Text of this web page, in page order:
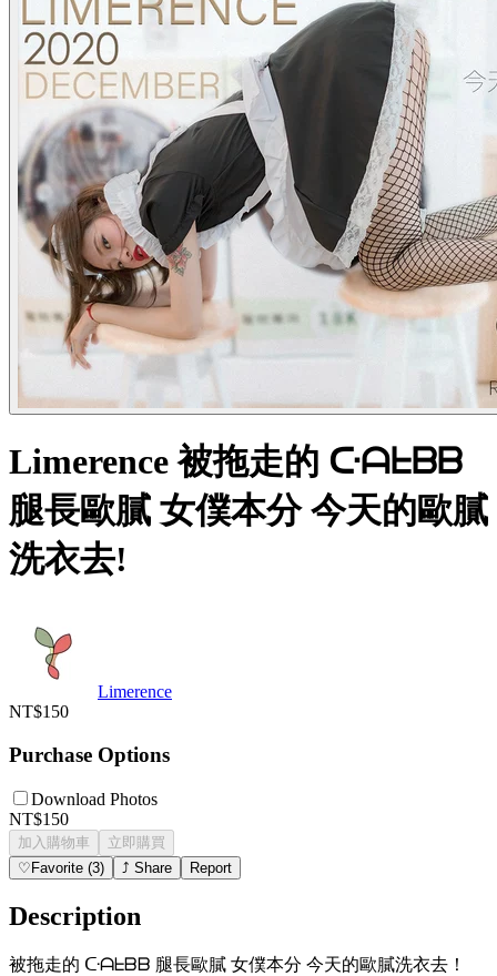
Limerence 被拖走的 ᑢᗩᖶᗷᗷ
腿長歐膩 女僕本分 今天的歐膩
洗衣去!
Limerence
NT$150
Purchase Options
Download Photos
NT$150
加入購物車
立即購買
♡ Favorite (3) ⤴ Share Report
Description
被拖走的 ᑢᗩᖶᗷᗷ 腿長歐膩 女僕本分 今天的歐膩洗衣去！